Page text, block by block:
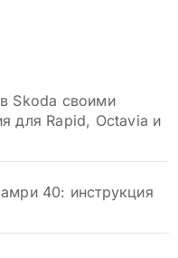
Skoda своими
для Rapid, Octavia и
40: инструкция